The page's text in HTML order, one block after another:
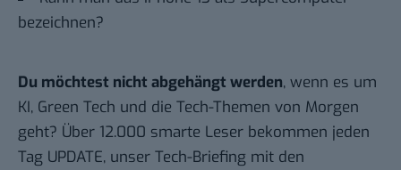
bezeichnen?
Du möchtest nicht abgehängt werden, wenn es um
KI, Green Tech und die Tech-Themen von Morgen
geht? Über 12.000 smarte Leser bekommen jeden
Tag UPDATE, unser Tech-Briefing mit den